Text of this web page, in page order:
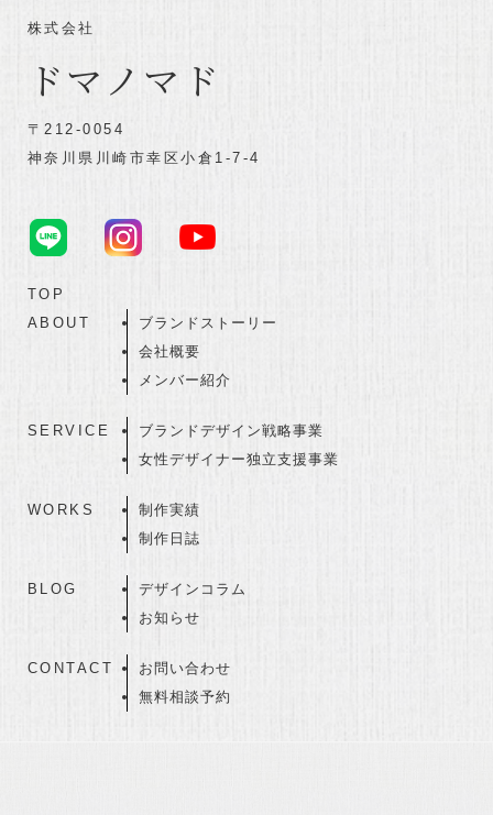
株式会社
ドマノマド
〒212-0054
神奈川県川崎市幸区小倉1-7-4
TOP
ABOUT
ブランドストーリー
会社概要
メンバー紹介
SERVICE
ブランドデザイン戦略事業
女性デザイナー独立支援事業
WORKS
制作実績
制作日誌
BLOG
デザインコラム
お知らせ
CONTACT
お問い合わせ
無料相談予約